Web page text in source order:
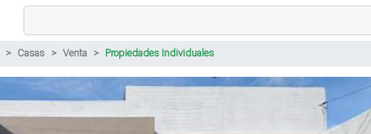
Casas Venta Propiedades Individuales